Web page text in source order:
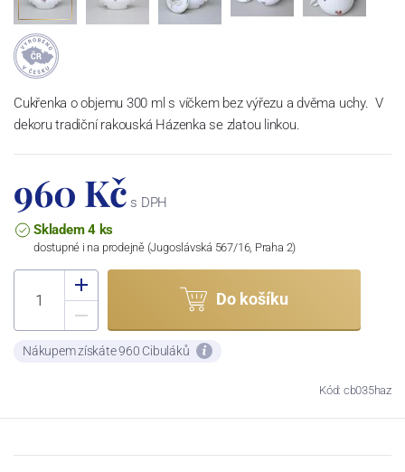
Cukřenka o objemu 300 ml s víčkem bez výřezu a dvěma uchy. V
dekoru tradiční rakouská Házenka se zlatou linkou.
960 Kč s DPH
Skladem 4 ks
dostupné i na prodejně (Jugoslávská 567/16, Praha 2)
Do košíku
Nákupem získáte 960 Cibuláků
Kód: cb035haz